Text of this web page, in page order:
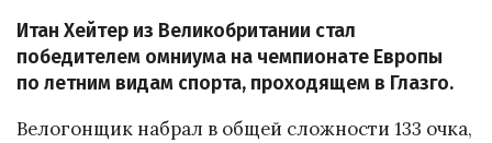
Итан Хейтер из Великобритании стал
победителем омниума на чемпионате Европы
по летним видам спорта, проходящем в Глазго.
Велогонщик набрал в общей сложности 133 очка,